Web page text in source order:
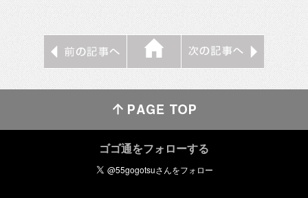
ゴゴ通をフォローする